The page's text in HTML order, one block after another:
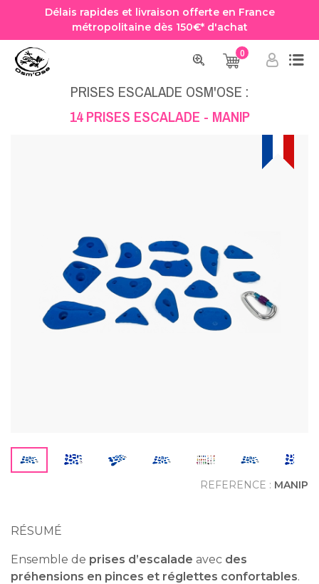
Délais rapides et livraison offerte en France
métropolitaine dès 150€* d'achat
0
Accueil Prise Escalade 14 PRISES ESCALADE - MANIP
PRISES ESCALADE OSM'OSE :
14 PRISES ESCALADE - MANIP
REFERENCE : MANIP
RÉSUMÉ
Ensemble de prises d’escalade avec des
préhensions en pinces et réglettes confortables.